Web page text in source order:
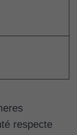
respecte